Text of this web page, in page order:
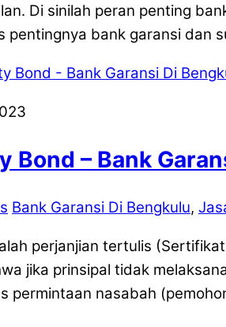
Di sinilah peran penting
pentingnya bank garansi dan
Bond – Bank
Bank Garansi Di Bengkulu,
perjanjian tertulis
jika prinsipal tidak
permintaan nasabah